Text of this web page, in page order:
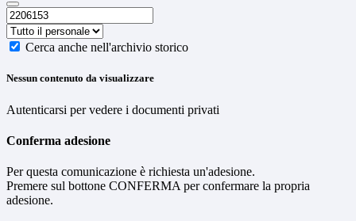
Cerca anche nell'archivio storico
Nessun contenuto da visualizzare
Autenticarsi per vedere i documenti privati
Conferma adesione
Per questa comunicazione è richiesta un'adesione.
Premere sul bottone CONFERMA per confermare la propria
adesione.